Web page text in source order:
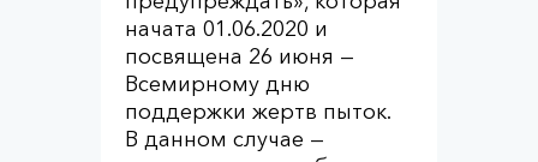
начата 01.06.2020 и
посвящена 26 июня —
Всемирному дню
поддержки жертв пыток.
В данном случае —